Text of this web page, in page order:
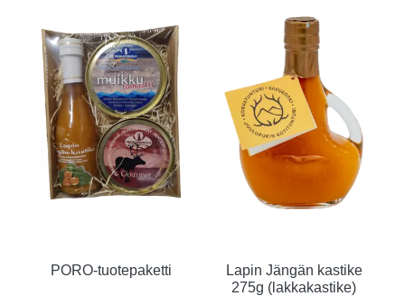
PORO-tuotepaketti
Lapin Jängän kastike
275g (lakkakastike)